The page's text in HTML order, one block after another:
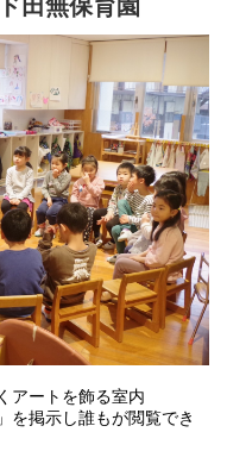
方
し合って働けます。
でも、一人で行うPC作業
す！
田無保育園
アートを飾る室内
を掲示し誰もが閲覧でき